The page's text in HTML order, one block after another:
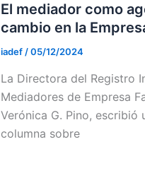
El mediador como
cambio en la
iadef/05/12/2024
La Directora del Registro
Mediadores de Empresa
Verónica G. Pino, escribió
columna sobre